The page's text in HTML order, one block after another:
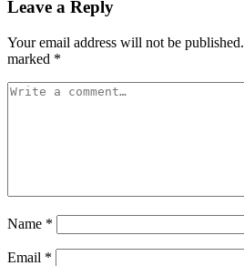
Leave a Reply
Your email address will not be published.
marked *
Name *
Email *